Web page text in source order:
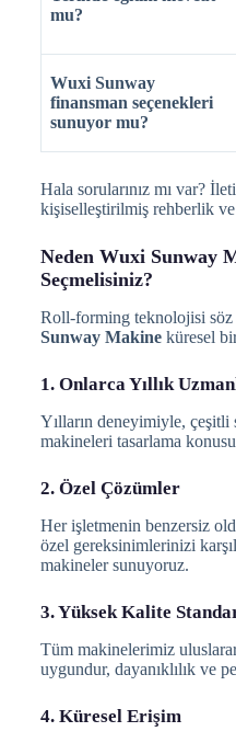
mu?
Wuxi Sunway
finansman seçenekleri
sunuyor mu?
Hala sorularınız mı var?
kişiselleştirilmiş rehberlik
Neden Wuxi Sunway
Seçmelisiniz?
Roll-forming teknolojisi söz
Sunway Makineküresel
1. Onlarca Yıllık
Yılların deneyimiyle,
makineleri tasarlama
2. Özel Çözümler
Her işletmenin benzersiz
özel gereksinimlerinizi
makineler sunuyoruz.
3. Yüksek Kalite
Tüm makinelerimiz
uygundur, dayanıklılık ve
4. Küresel Erişim